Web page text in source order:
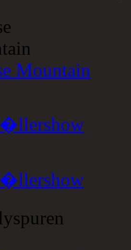
Mountain